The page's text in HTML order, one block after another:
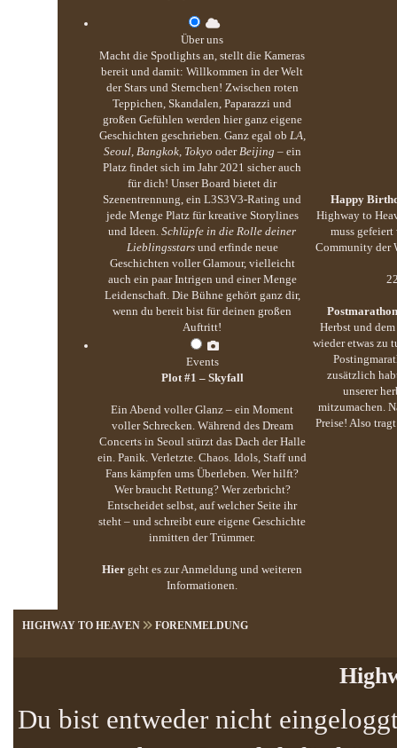
Über uns
Macht die Spotlights an, stellt die Kameras
bereit und damit: Willkommen in der Welt
der Stars und Sternchen! Zwischen roten
Teppichen, Skandalen, Paparazzi und
großen Gefühlen werden hier ganz eigene
Geschichten geschrieben. Ganz egal ob LA,
Seoul, Bangkok, Tokyo oderBeijing – ein
Platz findet sich im Jahr 2021 sicher auch
für dich! Unser Board bietet dir
Szenentrennung, ein L3S3V3-Rating und
jede Menge Platz für kreative Storylines
und Ideen. Schlüpfe in die Rolle deiner
Lieblingsstarsund erfinde neue
Geschichten voller Glamour, vielleicht
auch ein paar Intrigen und einer Menge
Leidenschaft. Die Bühne gehört ganz dir,
wenn du bereit bist für deinen großen
Auftritt!
Events
Plot #1 – Skyfall
Ein Abend voller Glanz – ein Moment
voller Schrecken. Während des Dream
Concerts in Seoul stürzt das Dach der Halle
ein. Panik. Verletzte. Chaos. Idols, Staff und
Fans kämpfen ums Überleben. Wer hilft?
Wer braucht Rettung? Wer zerbricht?
Entscheidet selbst, auf welcher Seite ihr
steht – und schreibt eure eigene Geschichte
inmitten der Trümmer.
Hier geht es zur Anmeldung und weiteren
Informationen.
Happy
Highway to
muss
Community der
Herbst und
wieder etwas zu
zusätzlich
unserer
mitzumachen.
Preise! Also
HIGHWAY TO HEAVEN FORENMELDUNG
Du bist entweder nicht